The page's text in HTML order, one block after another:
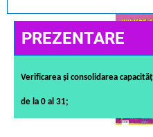
PREZENTARE
Verificarea și consolidarea
de la 0 al 31;